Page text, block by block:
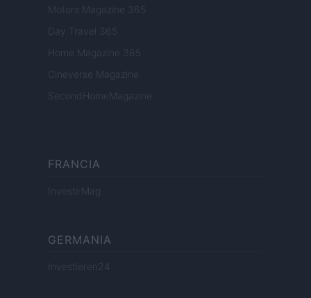
Motors Magazine 365
Day Travel 365
Home Magazine 365
Cineverse Magazine
SecondHomeMagazine
FRANCIA
InvestirMag
GERMANIA
Investieren24